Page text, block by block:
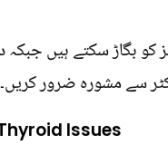
کو بگاڑ سکتے ہیں
سے مشورہ ضرور کریں۔
Issues